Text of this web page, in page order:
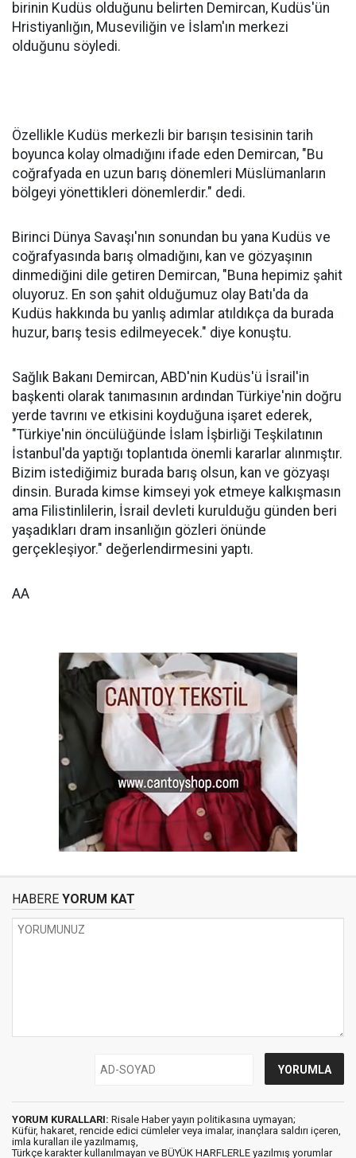
birinin Kudüs olduğunu belirten Demircan, Kudüs'ün
Hristiyanlığın, Museviliğin ve İslam'ın merkezi
olduğunu söyledi.
Özellikle Kudüs merkezli bir barışın tesisinin tarih
boyunca kolay olmadığını ifade eden Demircan, "Bu
coğrafyada en uzun barış dönemleri Müslümanların
bölgeyi yönettikleri dönemlerdir." dedi.
Birinci Dünya Savaşı'nın sonundan bu yana Kudüs ve
coğrafyasında barış olmadığını, kan ve gözyaşının
dinmediğini dile getiren Demircan, "Buna hepimiz şahit
oluyoruz. En son şahit olduğumuz olay Batı'da da
Kudüs hakkında bu yanlış adımlar atıldıkça da burada
huzur, barış tesis edilmeyecek." diye konuştu.
Sağlık Bakanı Demircan, ABD'nin Kudüs'ü İsrail'in
başkenti olarak tanımasının ardından Türkiye'nin doğru
yerde tavrını ve etkisini koyduğuna işaret ederek,
"Türkiye'nin öncülüğünde İslam İşbirliği Teşkilatının
İstanbul'da yaptığı toplantıda önemli kararlar alınmıştır.
Bizim istediğimiz burada barış olsun, kan ve gözyaşı
dinsin. Burada kimse kimseyi yok etmeye kalkışmasın
ama Filistinlilerin, İsrail devleti kurulduğu günden beri
yaşadıkları dram insanlığın gözleri önünde
gerçekleşiyor." değerlendirmesini yaptı.
AA
HABERE YORUM KAT
YORUM KURALLARI: Risale Haber yayın politikasına uymayan;
Küfür, hakaret, rencide edici cümleler veya imalar, inançlara saldırı içeren,
imla kuralları ile yazılmamış,
Türkçe karakter kullanılmayan ve BÜYÜK HARFLERLE yazılmış yorumlar